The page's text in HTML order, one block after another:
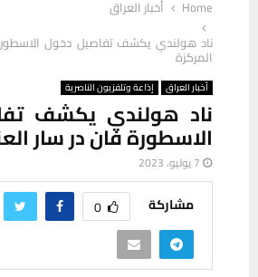
Home
أخبار العراق
ناد هولندي يكشف تفاصيل دخول
المركزة
أخبار العراق إذاعة وتلفزيون الناصرية
ناد هولندي يكشف
الاسطورة فان در سار
7 يوليو، 2023
مشاركة 0